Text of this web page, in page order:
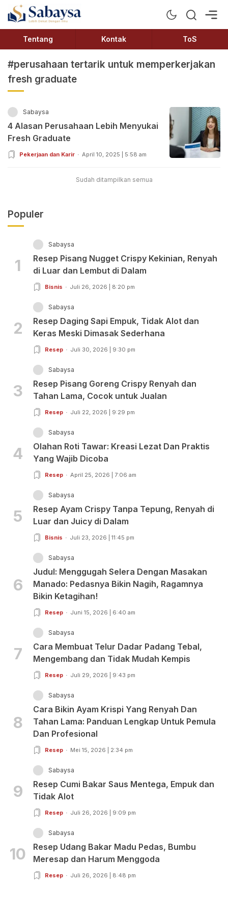
Sabaysa
Lebih Dekat Dengan Ilmu
Tentang Kontak ToS
#perusahaan tertarik untuk memperkerjakan
fresh graduate
Sabaysa
4 Alasan Perusahaan Lebih Menyukai
Fresh Graduate
Pekerjaan dan Karir April 10, 2025 | 5:58 am
Sudah ditampilkan semua
Populer
1
Sabaysa
Resep Pisang Nugget Crispy Kekinian, Renyah
di Luar dan Lembut di Dalam
Bisnis Juli 26, 2026 | 8:20 pm
2
Sabaysa
Resep Daging Sapi Empuk, Tidak Alot dan
Keras Meski Dimasak Sederhana
Resep Juli 30, 2026 | 9:30 pm
3
Sabaysa
Resep Pisang Goreng Crispy Renyah dan
Tahan Lama, Cocok untuk Jualan
Resep Juli 22, 2026 | 9:29 pm
4
Sabaysa
Olahan Roti Tawar: Kreasi Lezat Dan Praktis
Yang Wajib Dicoba
Resep April 25, 2026 | 7:06 am
5
Sabaysa
Resep Ayam Crispy Tanpa Tepung, Renyah di
Luar dan Juicy di Dalam
Bisnis Juli 23, 2026 | 11:45 pm
6
Sabaysa
Judul: Menggugah Selera Dengan Masakan
Manado: Pedasnya Bikin Nagih, Ragamnya
Bikin Ketagihan!
Resep Juni 15, 2026 | 6:40 am
7
Sabaysa
Cara Membuat Telur Dadar Padang Tebal,
Mengembang dan Tidak Mudah Kempis
Resep Juli 29, 2026 | 9:43 pm
8
Sabaysa
Cara Bikin Ayam Krispi Yang Renyah Dan
Tahan Lama: Panduan Lengkap Untuk Pemula
Dan Profesional
Resep Mei 15, 2026 | 2:34 pm
9
Sabaysa
Resep Cumi Bakar Saus Mentega, Empuk dan
Tidak Alot
Resep Juli 26, 2026 | 9:09 pm
10
Sabaysa
Resep Udang Bakar Madu Pedas, Bumbu
Meresap dan Harum Menggoda
Resep Juli 26, 2026 | 8:48 pm